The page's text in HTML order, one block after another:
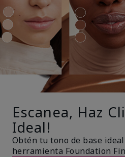
Escanea, Haz
Ideal!
Obtén tu tono de base
herramienta Foundation